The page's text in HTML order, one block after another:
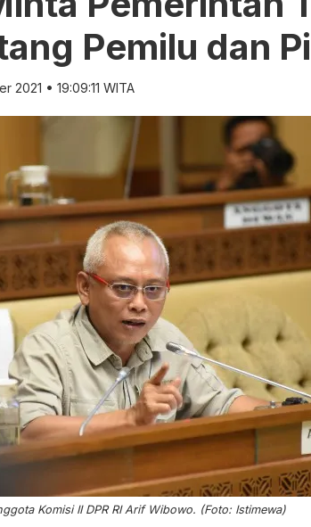
Pemilu dan
2021 • 19:09:11 WITA
Komisi II DPR RI Arif Wibowo. (Foto: Istimewa)